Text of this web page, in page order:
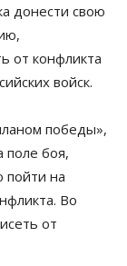
донести свою
от конфликта
войск.
победы»,
поле боя,
пойти на
Во
от